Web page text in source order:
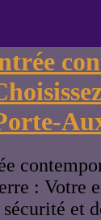
: Votre
sécurité et